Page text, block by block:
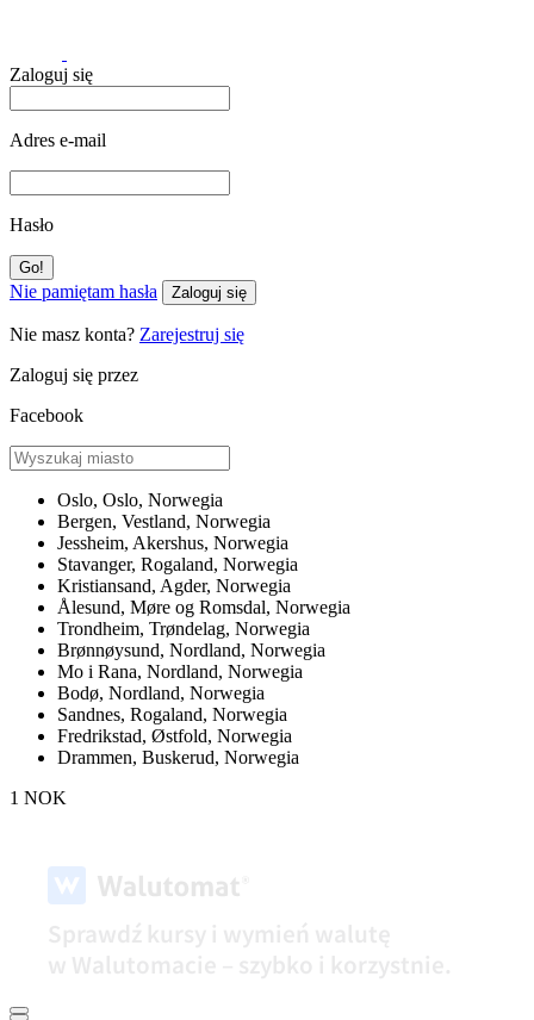
Zaloguj się
Adres e-mail
Hasło
Nie pamiętam hasła Zaloguj się
Nie masz konta? Zarejestruj się
Zaloguj się przez
Facebook
Oslo, Oslo, Norwegia
Bergen, Vestland, Norwegia
Jessheim, Akershus, Norwegia
Stavanger, Rogaland, Norwegia
Kristiansand, Agder, Norwegia
Ålesund, Møre og Romsdal, Norwegia
Trondheim, Trøndelag, Norwegia
Brønnøysund, Nordland, Norwegia
Mo i Rana, Nordland, Norwegia
Bodø, Nordland, Norwegia
Sandnes, Rogaland, Norwegia
Fredrikstad, Østfold, Norwegia
Drammen, Buskerud, Norwegia
1 NOK